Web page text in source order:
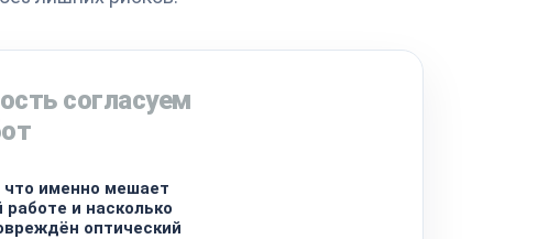
согласуем
именно мешает
работе и насколько
оптический